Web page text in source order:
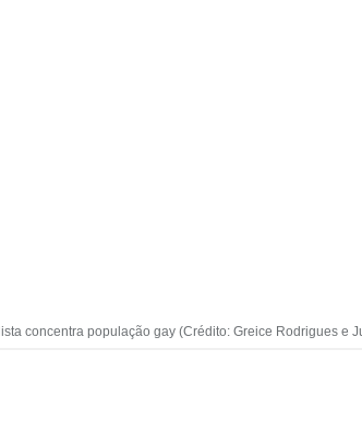
concentra população gay (Crédito: Greice Rodrigues e